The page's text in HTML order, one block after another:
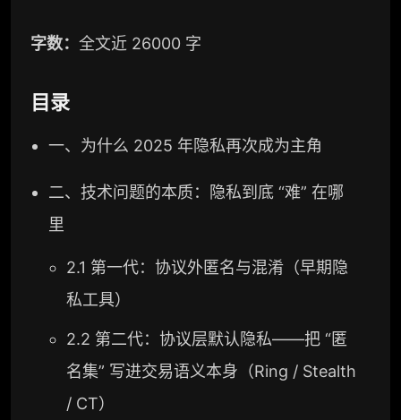
字数： 全文近 26000 字
目录
一、为什么 2025 年隐私再次成为主角
二、技术问题的本质：隐私到底 “难” 在哪
里
2.1 第一代：协议外匿名与混淆（早期隐
私工具）
2.2 第二代：协议层默认隐私——把 “匿
名集” 写进交易语义本身（Ring / Stealth
/ CT）